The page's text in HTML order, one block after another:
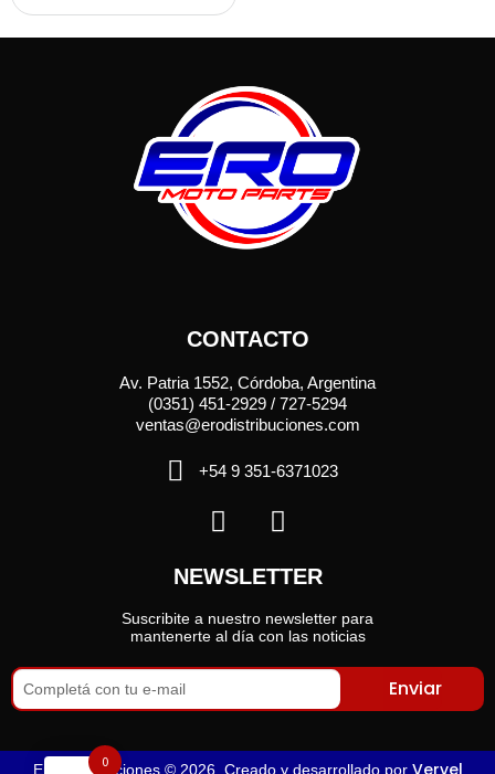
CONTACTO
Av. Patria 1552, Córdoba, Argentina
(0351) 451-2929 / 727-5294
ventas@erodistribuciones.com
+54 9 351-6371023
NEWSLETTER
Suscribite a nuestro newsletter para
mantenerte al día con las noticias
Enviar
Ero Distribuciones © 2026. Creado y desarrollado por
0